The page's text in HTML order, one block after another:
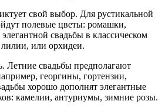
свой выбор. Для рустикальной
полевые цветы: ромашки,
свадьбы в классическом
или орхидеи.
Летние свадьбы предполагают
георгины, гортензии,
хорошо дополнят элегантные
камелии, антуриумы, зимние розы.